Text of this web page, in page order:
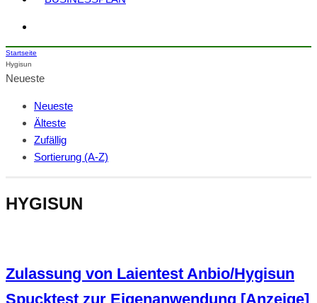
Startseite
Hygisun
Neueste
Neueste
Älteste
Zufällig
Sortierung (A-Z)
HYGISUN
Zulassung von Laientest Anbio/Hygisun
Spucktest zur Eigenanwendung [Anzeige]